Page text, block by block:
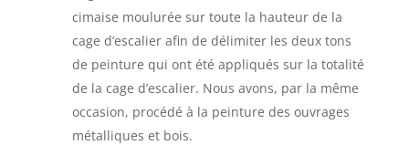
cimaise moulurée sur toute la hauteur de la
cage d’escalier afin de délimiter les deux tons
de peinture qui ont été appliqués sur la totalité
de la cage d’escalier. Nous avons, par la même
occasion, procédé à la peinture des ouvrages
métalliques et bois.